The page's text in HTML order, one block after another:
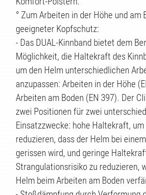
° Zum Arbeiten in der Höhe und am
geeigneter Kopfschutz:
- Das DUAL-Kinnband bietet dem
Möglichkeit, die Haltekraft des
um den Helm unterschiedlichen
anzupassen: Arbeiten in der Höhe
Arbeiten am Boden (EN 397). Der
zwei Positionen für zwei
Einsatzzwecke: hohe Haltekraft, um
reduzieren, dass der Helm bei
gerissen wird, und geringe
Strangulationsrisiko zu reduzieren,
Helm beim Arbeiten am Boden